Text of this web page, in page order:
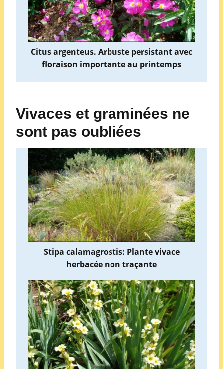
Citus argenteus. Arbuste persistant avec
floraison importante au printemps
Vivaces et graminées ne
sont pas oubliées
Stipa calamagrostis: Plante vivace
herbacée non traçante